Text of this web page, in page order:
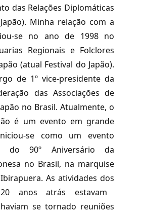
das Relações Diplomáticas
Minha relação com a
se no ano de 1998 no
Regionais e Folclores
(atual Festival do Japão).
de 1º vice-presidente da
das Associações de
no Brasil. Atualmente, o
é um evento em grande
se como um evento
do 90º Aniversário da
no Brasil, na marquise
As atividades dos
anos atrás estavam
se tornado reuniões